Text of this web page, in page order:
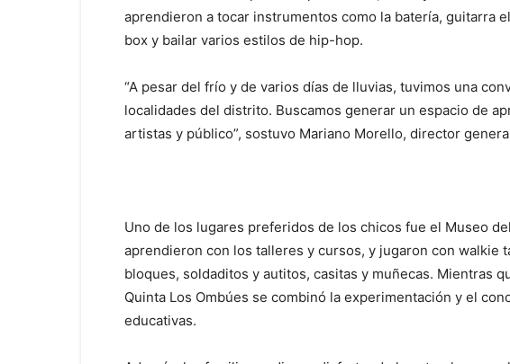
aprendieron a tocar instrumentos como la batería, guitarra
box y bailar varios estilos de hip-hop.
“A pesar del frío y de varios días de lluvias, tuvimos una
localidades del distrito. Buscamos generar un espacio de
artistas y público”, sostuvo Mariano Morello, director
Uno de los lugares preferidos de los chicos fue el Museo
aprendieron con los talleres y cursos, y jugaron con walkie
bloques, soldaditos y autitos, casitas y muñecas. Mientras
Quinta Los Ombúes se combinó la experimentación y el
educativas.